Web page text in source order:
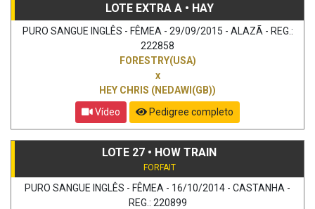
LOTE EXTRA A • HAY
PURO SANGUE INGLÊS - FÊMEA - 29/09/2015 - ALAZÃ - REG.:
222858
FORESTRY(USA)
x
HEY CHRIS (NEDAWI(GB))
Vídeo
Pedigree completo
LOTE 27 • HOW TRAIN
FORFAIT
PURO SANGUE INGLÊS - FÊMEA - 16/10/2014 - CASTANHA -
REG.: 220899